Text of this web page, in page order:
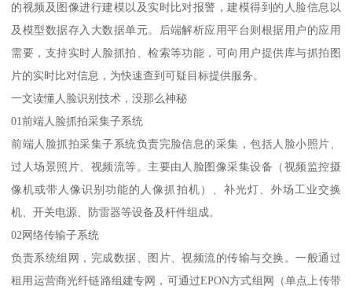
的视频及图像进行建模以及实时比对报警，建模得到的人脸信息以
及模型数据存入大数据单元。后端解析应用平台则根据用户的应用
需要，支持实时人脸抓拍、检索等功能，可向用户提供库与抓拍图
片的实时比对信息，为快速查到可疑目标提供服务。
一文读懂人脸识别技术，没那么神秘
01前端人脸抓拍采集子系统
前端人脸抓拍采集子系统负责完脸信息的采集，包括人脸小照片、
过人场景照片、视频流等。主要由人脸图像采集设备（视频监控摄
像机或带人像识别功能的人像抓拍机）、补光灯、外场工业交换
机、开关电源、防雷器等设备及杆件组成。
02网络传输子系统
负责系统组网，完成数据、图片、视频流的传输与交换。一般通过
租用运营商光纤链路组建专网，可通过EPON方式组网（单点上传带